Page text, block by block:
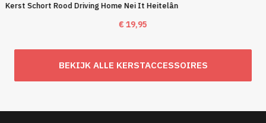
Kerst Schort Rood Driving Home Nei It Heitelân
€19,95
BEKIJK ALLE KERSTACCESSOIRES